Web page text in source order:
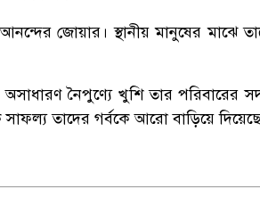
জোয়ার। স্থানীয় মানুষের মাঝে
নৈপুণ্যে খুশি তার পরিবারের
তাদের গর্বকে আরো বাড়িয়ে